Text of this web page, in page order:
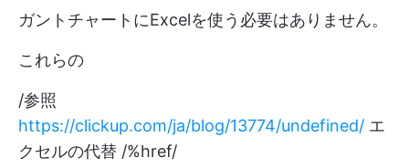
ガントチャートにExcelを使う必要はありません。
これらの
/参照
https://clickup.com/ja/blog/13774/undefined/ エ
クセルの代替 /%href/